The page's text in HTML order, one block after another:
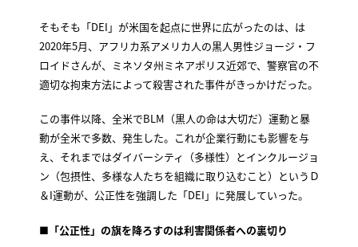
そもそも「DEI」が米国を起点に世界に広がったのは、は
2020年5月、アフリカ系アメリカ人の黒人男性ジョージ・フ
ロイドさんが、ミネソタ州ミネアポリス近郊で、警察官の不
適切な拘束方法によって殺害された事件がきっかけだった。
この事件以降、全米でBLM（黒人の命は大切だ）運動と暴
動が全米で多数、発生した。これが企業行動にも影響を与
え、それまではダイバーシティ（多様性）とインクルージョ
ン（包摂性、多様な人たちを組織に取り込むこと）というＤ
＆I運動が、公正性を強調した「DEI」に発展していった。
■「公正性」の旗を降ろすのは利害関係者への裏切り